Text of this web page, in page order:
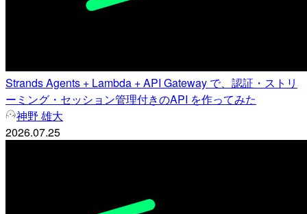
Strands Agents + Lambda + API Gateway で、認証・ストリ
ーミング・セッション管理付きのAPI を作ってみた
神野 雄大
2026.07.25